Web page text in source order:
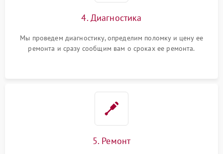
4. Диагностика
Мы проведем диагностику, определим поломку и цену ее
ремонта и сразу сообщим вам о сроках ее ремонта.
5. Ремонт